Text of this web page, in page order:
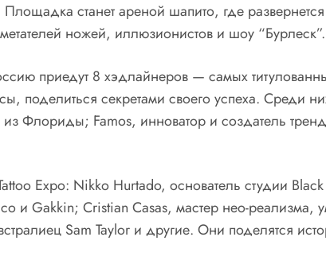
Площадка станет ареной шапито, где
ножей, иллюзионистов и шоу “Бурлеск”.
приедут 8 хэдлайнеров — самых
поделиться секретами своего успеха.
Флориды; Famos, инноватор и создатель
Expo: Nikko Hurtado, основатель студии
и Gakkin; Cristian Casas, мастер нео-
Sam Taylor и другие. Они поделятся